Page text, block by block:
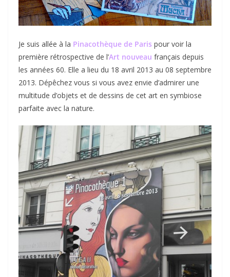
Je suis allée à la Pinacothèque de Paris pour voir la
première rétrospective de l’Art nouveau français depuis
les années 60. Elle a lieu du 18 avril 2013 au 08 septembre
2013. Dépêchez vous si vous avez envie d’admirer une
multitude d’objets et de dessins de cet art en symbiose
parfaite avec la nature.